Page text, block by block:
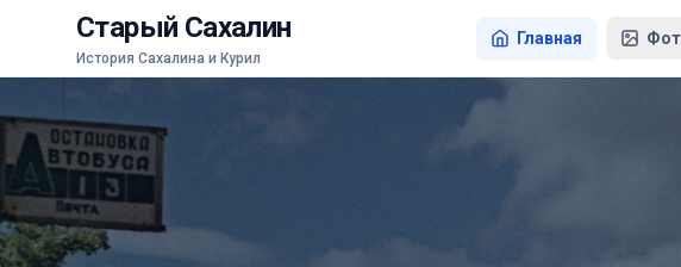
Старый Сахалин
История Сахалина и Курил
Главная